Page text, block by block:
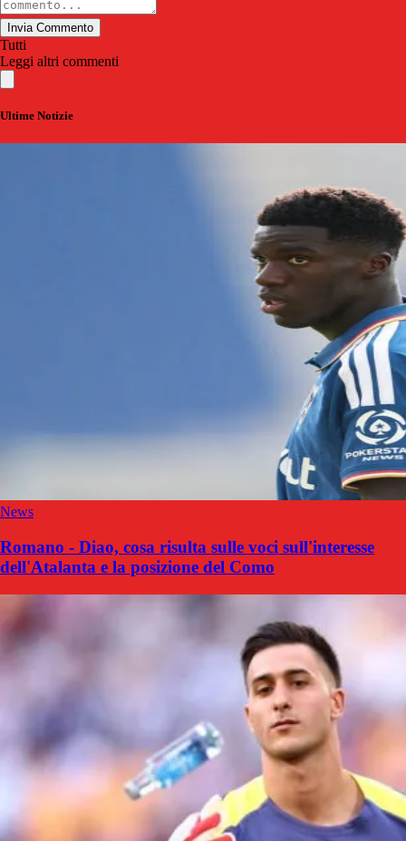
Invia Commento
Tutti
Leggi altri commenti
Ultime Notizie
News
Romano - Diao, cosa risulta sulle voci sull'interesse
dell'Atalanta e la posizione del Como